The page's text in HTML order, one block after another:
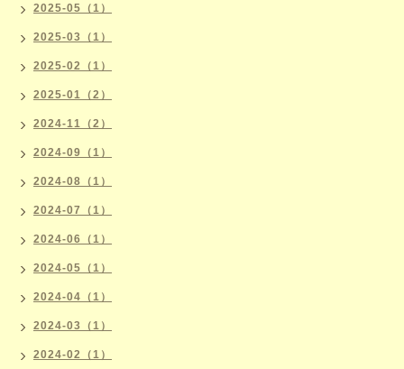
2025-05（1）
2025-03（1）
2025-02（1）
2025-01（2）
2024-11（2）
2024-09（1）
2024-08（1）
2024-07（1）
2024-06（1）
2024-05（1）
2024-04（1）
2024-03（1）
2024-02（1）